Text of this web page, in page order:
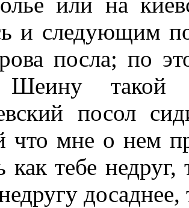
и следующим
посла; по
Шеину такой
посол
что мне о нем
как тебе